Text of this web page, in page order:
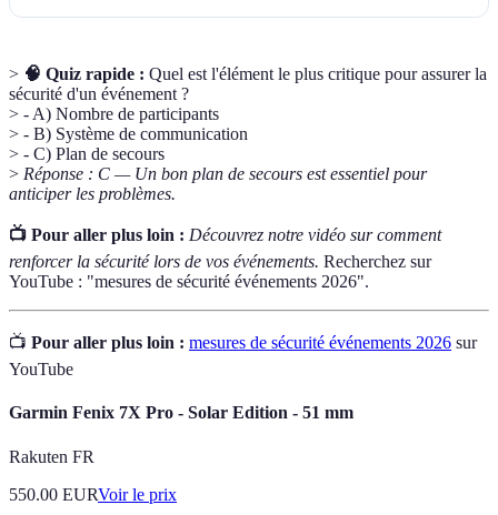
> 🧠 Quiz rapide : Quel est l'élément le plus critique pour assurer la
sécurité d'un événement ?
> - A) Nombre de participants
> - B) Système de communication
> - C) Plan de secours
> Réponse : C — Un bon plan de secours est essentiel pour
anticiper les problèmes.
📺 Pour aller plus loin : Découvrez notre vidéo sur comment
renforcer la sécurité lors de vos événements. Recherchez sur
YouTube : "mesures de sécurité événements 2026".
📺 Pour aller plus loin : mesures de sécurité événements 2026 sur
YouTube
Garmin Fenix 7X Pro - Solar Edition - 51 mm
Rakuten FR
550.00 EURVoir le prix